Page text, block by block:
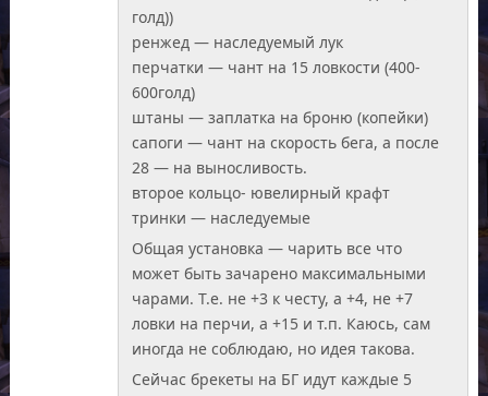
голд))
ренжед — наследуемый лук
перчатки — чант на 15 ловкости (400-
600голд)
штаны — заплатка на броню (копейки)
сапоги — чант на скорость бега, а после
28 — на выносливость.
второе кольцо- ювелирный крафт
тринки — наследуемые
Общая установка — чарить все что
может быть зачарено максимальными
чарами. Т.е. не +3 к честу, а +4, не +7
ловки на перчи, а +15 и т.п. Каюсь, сам
иногда не соблюдаю, но идея такова.
Сейчас брекеты на БГ идут каждые 5